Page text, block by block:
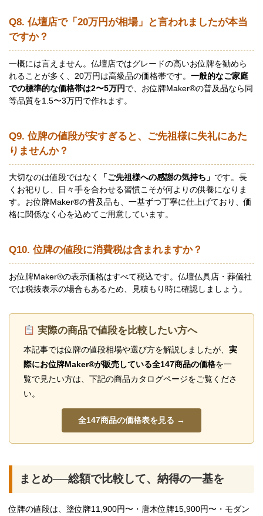
Q8. 仏壇店で「20万円が相場」と言われましたが本当
ですか？
一概には言えません。仏壇店ではグレードの高いお位牌を勧めら
れることが多く、20万円は高級品の価格帯です。 一般的なご家庭
での標準的な価格帯は2〜5万円で、お位牌Maker®の普及品なら同
等品質を1.5〜3万円で作れます。
Q9. 位牌の値段が安すぎると、ご先祖様に失礼にあた
りませんか？
大切なのは値段ではなく 「ご先祖様への感謝の気持ち」 です。長
くお祀りし、日々手を合わせる習慣こそが何よりの供養になりま
す。お位牌Maker®の普及品も、一基ずつ丁寧に仕上げており、価
格に関係なく心を込めてご用意しています。
Q10. 位牌の値段に消費税は含まれますか？
お位牌Maker®の表示価格はすべて税込です。仏壇仏具店・葬儀社
では税抜表示の場合もあるため、見積もり時に確認しましょう。
実際の商品で値段を比較したい方へ
本記事では位牌の値段相場や選び方を解説しましたが、 実
際にお位牌Maker®が販売している全147商品の価格を一
覧で見たい方は、下記の商品カタログページをご覧くださ
い。
全147商品の価格表を見る →
まとめ──総額で比較して、納得の一基を
位牌の値段は、塗位牌11,900円〜・唐木位牌15,900円〜・モダン